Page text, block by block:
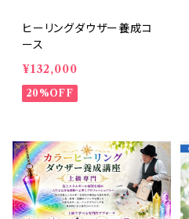
ヒーリングダウザー養成コ
ース
¥132,000
20%OFF